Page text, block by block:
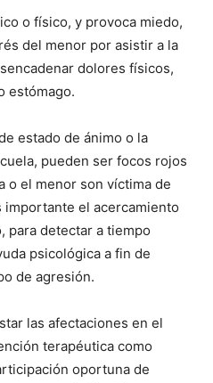
o físico, y provoca miedo,
del menor por asistir a la
dolores físicos,
estómago.
estado de ánimo o la
pueden ser focos rojos
o el menor son víctima de
el acercamiento
para detectar a tiempo
psicológica a fin de
de agresión.
las afectaciones en el
terapéutica como
oportuna de